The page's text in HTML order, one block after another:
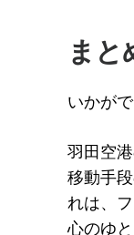
まと
いかが
羽田空
移動手
れは、
心のゆ